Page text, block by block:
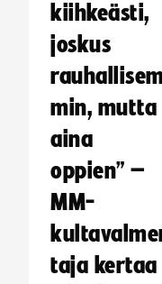
kiihkeästi,
joskus
min, mutta
aina
oppien” –
MM-
taja kertaa